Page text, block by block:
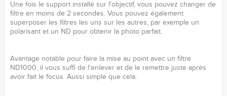
Une fois le support installé sur l'objectif, vous pouvez changer de
filtre en moins de 2 secondes. Vous pouvez également
superposer les filtres les uns sur les autres, par exemple un
polarisant et un ND pour obtenir la photo parfait.
Avantage notable pour faire la mise au point avec un filtre
ND1000, il vous suffi de l'enlever et de le remettre juste après
avoir fait le focus. Aussi simple que cela.